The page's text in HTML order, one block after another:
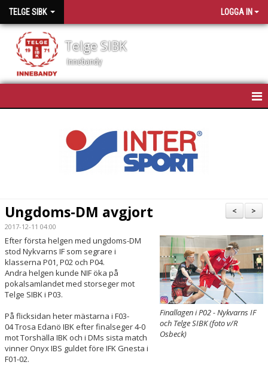
TELGE SIBK LOGGA IN
Telge SIBK
Innebandy
SPONSORER
MATCHSCHEMA
KÖP BILJETT
BILDGALLERI
EXTERNA LÄNKAR
>
<
Ungdoms-DM avgjort
2017-12-11 04:00
Finallagen i P02 - Nykvarns IF
och Telge SIBK (foto v/R
Osbeck)
Efter första helgen med ungdoms-DM
stod Nykvarns IF som segrare i
klasserna P01, P02 och P04.
Andra helgen kunde NIF öka på
pokalsamlandet med storseger mot
Telge SIBK i P03.
På flicksidan heter mästarna i F03-
04 Trosa Edanö IBK efter finalseger 4-0
mot Torshälla IBK och i DMs sista match
vinner Onyx IBS guldet före IFK Gnesta i
F01-02.